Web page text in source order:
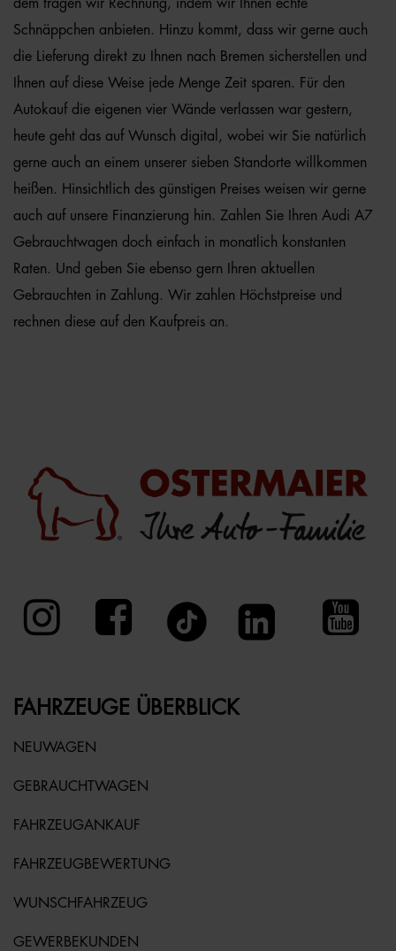
dem tragen wir Rechnung, indem wir Ihnen echte
Schnäppchen anbieten. Hinzu kommt, dass wir gerne auch
die Lieferung direkt zu Ihnen nach Bremen sicherstellen und
Ihnen auf diese Weise jede Menge Zeit sparen. Für den
Autokauf die eigenen vier Wände verlassen war gestern,
heute geht das auf Wunsch digital, wobei wir Sie natürlich
gerne auch an einem unserer sieben Standorte willkommen
heißen. Hinsichtlich des günstigen Preises weisen wir gerne
auch auf unsere Finanzierung hin. Zahlen Sie Ihren Audi A7
Gebrauchtwagen doch einfach in monatlich konstanten
Raten. Und geben Sie ebenso gern Ihren aktuellen
Gebrauchten in Zahlung. Wir zahlen Höchstpreise und
rechnen diese auf den Kaufpreis an.
FAHRZEUGE ÜBERBLICK
NEUWAGEN
GEBRAUCHTWAGEN
FAHRZEUGANKAUF
FAHRZEUGBEWERTUNG
WUNSCHFAHRZEUG
GEWERBEKUNDEN